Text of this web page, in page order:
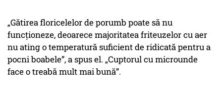
„Gătirea floricelelor de porumb poate să nu
funcționeze, deoarece majoritatea friteuzelor cu aer
nu ating o temperatură suficient de ridicată pentru a
pocni boabele”, a spus el. „Cuptorul cu microunde
face o treabă mult mai bună”.